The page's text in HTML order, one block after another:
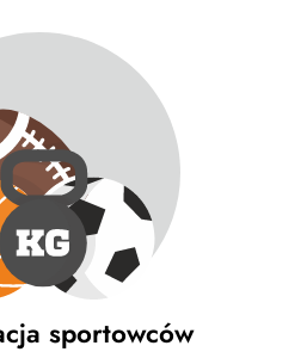
sportowców